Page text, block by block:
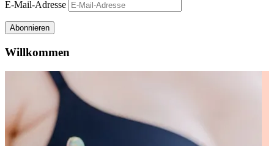
E-Mail-Adresse
Abonnieren
Willkommen